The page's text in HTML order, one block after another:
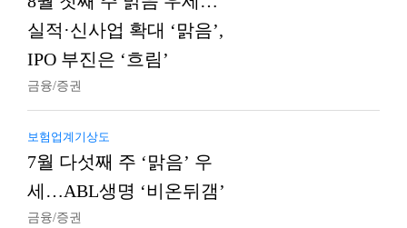
실적·신사업 확대 ‘맑음’,
IPO 부진은 ‘흐림’
금융/증권
보험업계기상도
7월 다섯째 주 ‘맑음’ 우
세…ABL생명 ‘비온뒤갬’
금융/증권